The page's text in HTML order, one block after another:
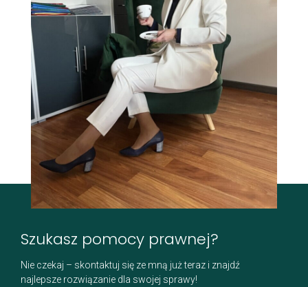
Szukasz pomocy prawnej?
Nie czekaj – skontaktuj się ze mną już teraz i znajdź
najlepsze rozwiązanie dla swojej sprawy!